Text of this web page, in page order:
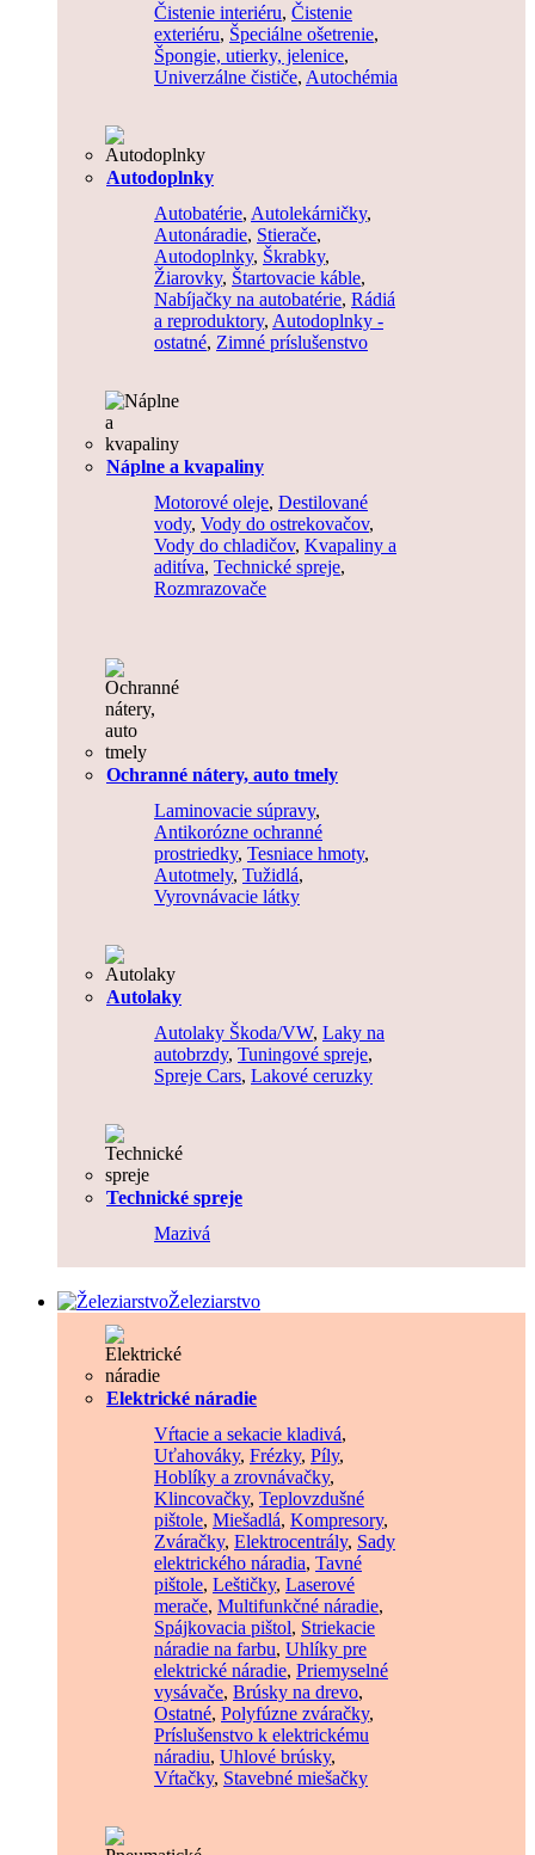
Čistenie interiéru, Čistenie
exteriéru, Špeciálne ošetrenie,
Špongie, utierky, jelenice,
Univerzálne čističe, Autochémia
Autodoplnky
Autobatérie, Autolekárničky,
Autonáradie, Stierače,
Autodoplnky, Škrabky,
Žiarovky, Štartovacie káble,
Nabíjačky na autobatérie, Rádiá
a reproduktory, Autodoplnky -
ostatné, Zimné príslušenstvo
Náplne a kvapaliny
Motorové oleje, Destilované
vody, Vody do ostrekovačov,
Vody do chladičov, Kvapaliny a
aditíva, Technické spreje,
Rozmrazovače
Ochranné nátery, auto tmely
Laminovacie súpravy,
Antikorózne ochranné
prostriedky, Tesniace hmoty,
Autotmely, Tužidlá,
Vyrovnávacie látky
Autolaky
Autolaky Škoda/VW, Laky na
autobrzdy, Tuningové spreje,
Spreje Cars, Lakové ceruzky
Technické spreje
Mazivá
Železiarstvo
Elektrické náradie
Vŕtacie a sekacie kladivá,
Uťahováky, Frézky, Píly,
Hoblíky a zrovnávačky,
Klincovačky, Teplovzdušné
pištole, Miešadlá, Kompresory,
Zváračky, Elektrocentrály, Sady
elektrického náradia, Tavné
pištole, Leštičky, Laserové
merače, Multifunkčné náradie,
Spájkovacia pištol, Striekacie
náradie na farbu, Uhlíky pre
elektrické náradie, Priemyselné
vysávače, Brúsky na drevo,
Ostatné, Polyfúzne zváračky,
Príslušenstvo k elektrickému
náradiu, Uhlové brúsky,
Vŕtačky, Stavebné miešačky